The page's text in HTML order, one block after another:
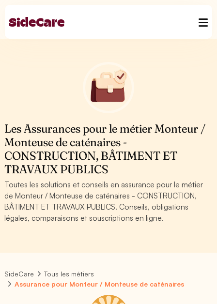
Les Assurances pour le métier Monteur /
Monteuse de caténaires -
CONSTRUCTION, BÂTIMENT ET
TRAVAUX PUBLICS
Toutes les solutions et conseils en assurance pour le métier
de Monteur / Monteuse de caténaires - CONSTRUCTION,
BÂTIMENT ET TRAVAUX PUBLICS. Conseils, obligations
légales, comparaisons et souscriptions en ligne.
SideCare
Tous les métiers
Assurance pour Monteur / Monteuse de caténaires